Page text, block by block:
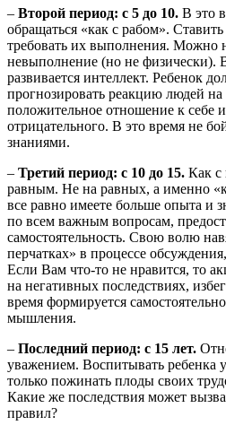
– Второй период: с 5 до 10. В это
обращаться «как с рабом».
требовать их выполнения. Можно
невыполнение (но не физически).
развивается интеллект. Ребенок
прогнозировать реакцию людей
положительное отношение к себе
отрицательного. В это время не
знаниями.
– Третий период: с 10 до 15. Как с
равным. Не на равных, а именно
все равно имеете больше опыта и
по всем важным вопросам,
самостоятельность. Свою волю
перчатках» в процессе
Если Вам что-то не нравится, то
на негативных последствиях,
время формируется
мышления.
– Последний период: с 15 лет.
уважением. Воспитывать ребенка
только пожинать плоды своих
Какие же последствия может
правил?